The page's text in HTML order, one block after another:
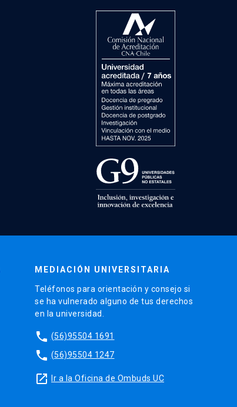
MEDIACIÓN UNIVERSITARIA
Teléfonos para orientación y consejo si
se ha vulnerado alguno de tus derechos
en la universidad.
phone (56)95504 1691
phone (56)95504 1247
launch Ir a la Oficina de Ombuds UC